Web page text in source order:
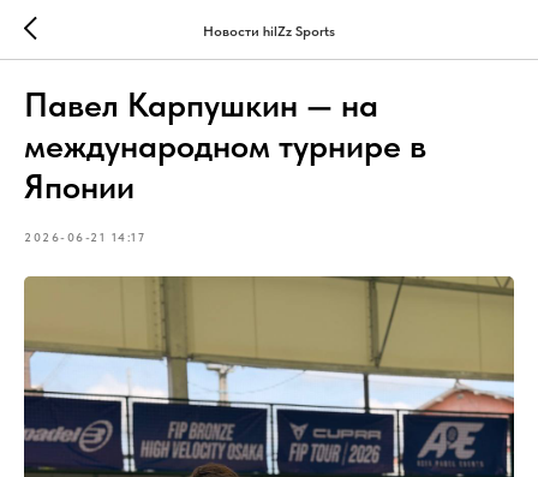
Новости hilZz Sports
Павел Карпушкин — на
международном турнире в
Японии
2026-06-21 14:17